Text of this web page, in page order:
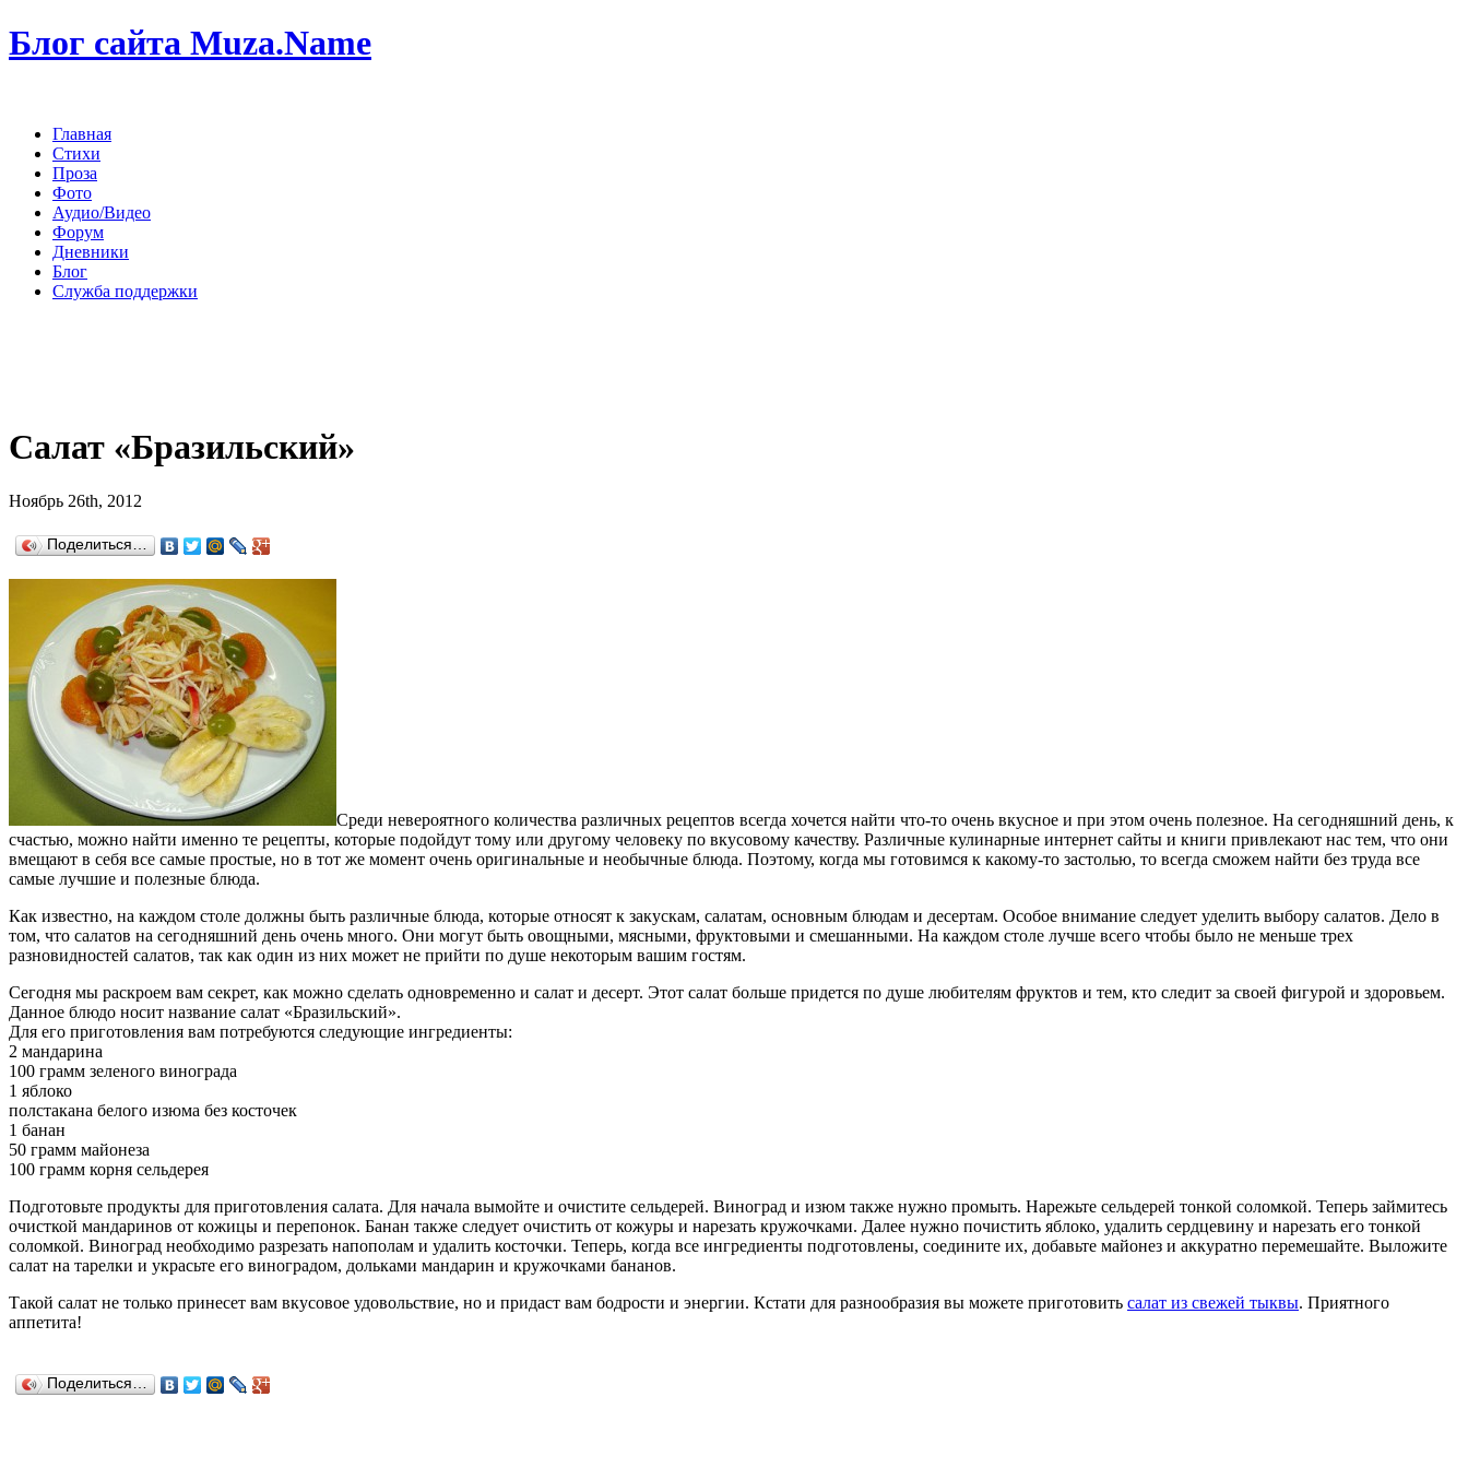
Блог сайта Muza.Name
Главная
Стихи
Проза
Фото
Аудио/Видео
Форум
Дневники
Блог
Служба поддержки
Салат «Бразильский»
Ноябрь 26th, 2012
Поделиться…
Среди невероятного количества различных рецептов всегда хочется найти что-то очень вкусное и при этом очень полезное. На сегодняшний день, к
счастью, можно найти именно те рецепты, которые подойдут тому или другому человеку по вкусовому качеству. Различные кулинарные интернет сайты и книги привлекают нас тем, что они
вмещают в себя все самые простые, но в тот же момент очень оригинальные и необычные блюда. Поэтому, когда мы готовимся к какому-то застолью, то всегда сможем найти без труда все
самые лучшие и полезные блюда.
Как известно, на каждом столе должны быть различные блюда, которые относят к закускам, салатам, основным блюдам и десертам. Особое внимание следует уделить выбору салатов. Дело в
том, что салатов на сегодняшний день очень много. Они могут быть овощными, мясными, фруктовыми и смешанными. На каждом столе лучше всего чтобы было не меньше трех
разновидностей салатов, так как один из них может не прийти по душе некоторым вашим гостям.
Сегодня мы раскроем вам секрет, как можно сделать одновременно и салат и десерт. Этот салат больше придется по душе любителям фруктов и тем, кто следит за своей фигурой и здоровьем.
Данное блюдо носит название салат «Бразильский».
Для его приготовления вам потребуются следующие ингредиенты:
2 мандарина
100 грамм зеленого винограда
1 яблоко
полстакана белого изюма без косточек
1 банан
50 грамм майонеза
100 грамм корня сельдерея
Подготовьте продукты для приготовления салата. Для начала вымойте и очистите сельдерей. Виноград и изюм также нужно промыть. Нарежьте сельдерей тонкой соломкой. Теперь займитесь
очисткой мандаринов от кожицы и перепонок. Банан также следует очистить от кожуры и нарезать кружочками. Далее нужно почистить яблоко, удалить сердцевину и нарезать его тонкой
соломкой. Виноград необходимо разрезать напополам и удалить косточки. Теперь, когда все ингредиенты подготовлены, соедините их, добавьте майонез и аккуратно перемешайте. Выложите
салат на тарелки и украсьте его виноградом, дольками мандарин и кружочками бананов.
Такой салат не только принесет вам вкусовое удовольствие, но и придаст вам бодрости и энергии. Кстати для разнообразия вы можете приготовить салат из свежей тыквы. Приятного
аппетита!
Поделиться…